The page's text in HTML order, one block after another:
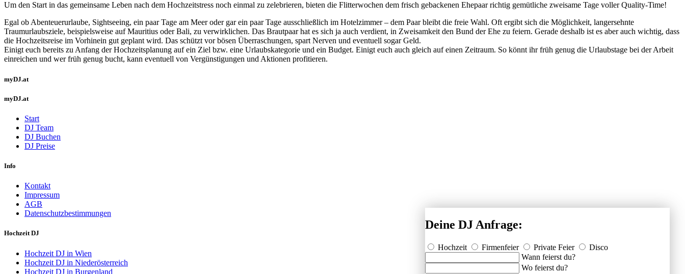
Um den Start in das gemeinsame Leben nach dem Hochzeitstress noch einmal zu zelebrieren, bieten die Flitterwochen dem frisch gebackenen Ehepaar richtig gemütliche zweisame Tage voller Quality-Time!
Egal ob Abenteuerurlaube, Sightseeing, ein paar Tage am Meer oder gar ein paar Tage ausschließlich im Hotelzimmer – dem Paar bleibt die freie Wahl. Oft ergibt sich die Möglichkeit, langersehnte
Traumurlaubsziele, beispielsweise auf Mauritius oder Bali, zu verwirklichen. Das Brautpaar hat es sich ja auch verdient, in Zweisamkeit den Bund der Ehe zu feiern. Gerade deshalb ist es aber auch wichtig, dass
die Hochzeitsreise im Vorhinein gut geplant wird. Das schützt vor bösen Überraschungen, spart Nerven und eventuell sogar Geld.
Einigt euch bereits zu Anfang der Hochzeitsplanung auf ein Ziel bzw. eine Urlaubskategorie und ein Budget. Einigt euch auch gleich auf einen Zeitraum. So könnt ihr früh genug die Urlaubstage bei der Arbeit
einreichen und wer früh genug bucht, kann eventuell von Vergünstigungen und Aktionen profitieren.
myDJ.at
myDJ.at
Start
DJ Team
DJ Buchen
DJ Preise
Info
Kontakt
Impressum
AGB
Datenschutzbestimmungen
Hochzeit DJ
Hochzeit DJ in Wien
Hochzeit DJ in Niederösterreich
Hochzeit DJ in Burgenland
Deine DJ Anfrage:
Hochzeit Firmenfeier Private Feier
Disco
Wann feierst du?
Wo feierst du?